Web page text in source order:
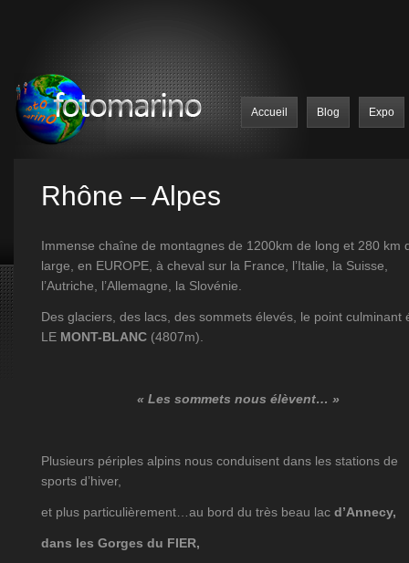
Accueil Blog Expo
Rhône – Alpes
Immense chaîne de montagnes de 1200km de long et 280 km
large, en EUROPE, à cheval sur la France, l’Italie, la Suisse,
l’Autriche, l’Allemagne, la Slovénie.
Des glaciers, des lacs, des sommets élevés, le point culminant
LE MONT-BLANC (4807m).
« Les sommets nous élèvent… »
Plusieurs périples alpins nous conduisent dans les stations de
sports d’hiver,
et plus particulièrement…au bord du très beau lac d’Annecy,
dans les Gorges du FIER,